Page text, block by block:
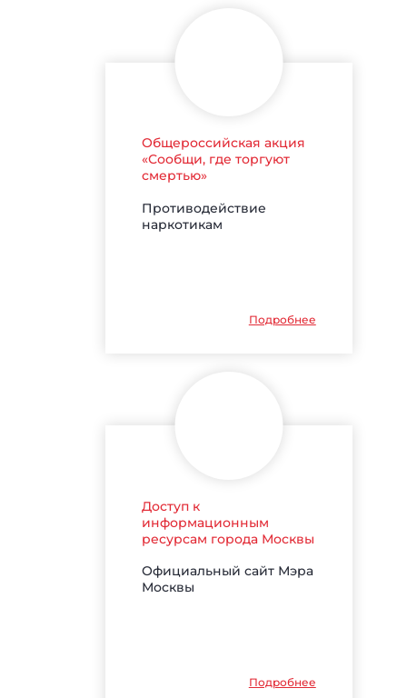
Общероссийская акция
«Сообщи, где торгуют
смертью»
Противодействие
наркотикам
Подробнее
Доступ к
информационным
ресурсам города Москвы
Официальный сайт Мэра
Москвы
Подробнее